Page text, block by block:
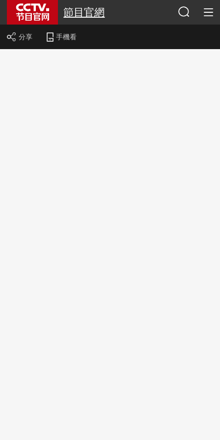
節目官網
分享 手機看